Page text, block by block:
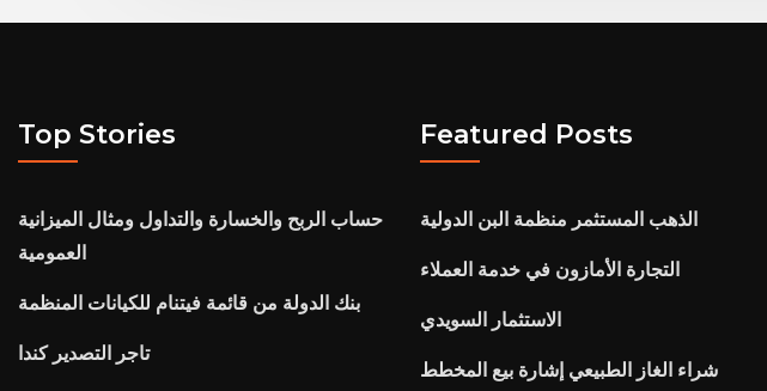
Top Stories
حساب الربح والخسارة والتداول ومثال الميزانية
العمومية
بنك الدولة من قائمة فيتنام للكيانات المنظمة
تاجر التصدير كندا
Featured Posts
الذهب المستثمر منظمة البن الدولية
التجارة الأمازون في خدمة العملاء
الاستثمار السويدي
شراء الغاز الطبيعي إشارة بيع المخطط